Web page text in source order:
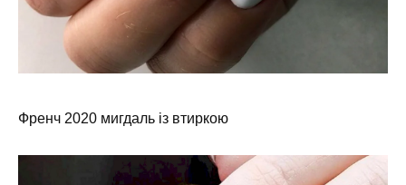
Френч 2020 мигдаль із втиркою